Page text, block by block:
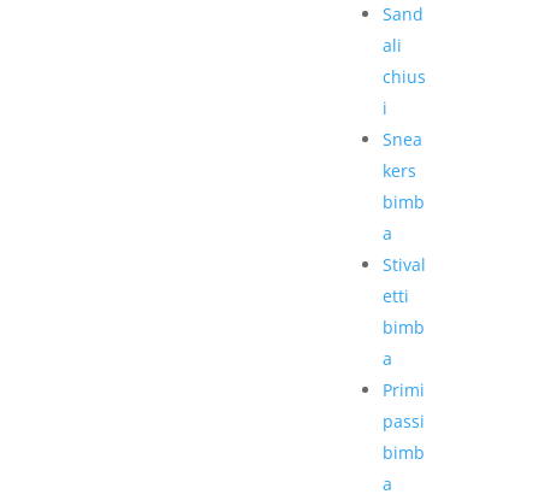
Sand
ali
chius
i
Snea
kers
bimb
a
Stival
etti
bimb
a
Primi
passi
bimb
a